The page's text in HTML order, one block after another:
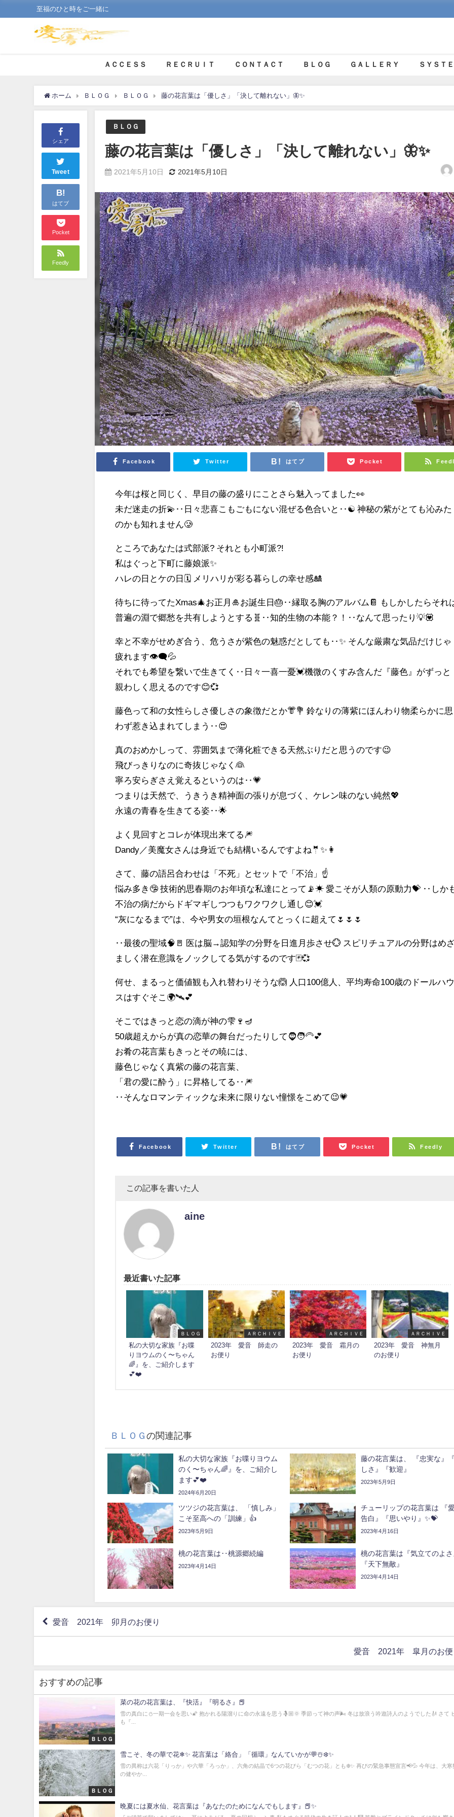
至福のひと時をご一緒に
ＡＣＣＥＳＳ ＲＥＣＲＵＩＴ ＣＯＮＴＡＣＴ ＢＬＯＧ ＧＡＬＬＥＲＹ ＳＹＳＴ
ホーム ＢＬＯＧ ＢＬＯＧ 藤の花言葉は「優しさ」「決して離れない」🦋✨
シェア
Tweet
B!
はてブ
Pocket
Feedly
ＢＬＯＧ
藤の花言葉は「優しさ」「決して離れない」🦋✨
2021年5月10日 2021年5月10日
Facebook Twitter はてブ Pocket
今年は桜と同じく、早目の藤の盛りにことさら魅入ってました👀
未だ迷走の折💫‥日々悲喜こもごもにない混ぜる色合いと‥☯ 神秘の紫がとても沁みた
のかも知れません🥲
ところであなたは式部派? それとも小町派?!
私はぐっと下町に藤娘派✨
ハレの日とケの日🗓 メリハリが彩る暮らしの幸せ感🎎
待ちに待ってたXmas🎄お正月🎍お誕生日🎂‥縁取る胸のアルバム📔 もしかしたらそれ
普遍の淵で郷愁を共有しようとする🧬‥知的生物の本能？！‥なんて思ったり💡💟
幸と不幸がせめぎ合う、危うさが紫色の魅惑だとしても‥✨ そんな厳粛な気品だけじゃ
疲れます👁‍🗨💦
それでも希望を繋いで生きてく‥日々一喜一憂💓機微のくすみ含んだ『藤色』がずっと
親わしく思えるのです😊💞
藤色って和の女性らしさ優しさの象徴だとか👘💐 鈴なりの薄紫にほんわり物柔らかに思
わず惹き込まれてしまう‥😍
真のおめかしって、雰囲気まで薄化粧できる天然ぶりだと思うのです😉
飛びっきりなのに奇抜じゃなく👰
寧ろ安らぎさえ覚えるというのは‥💗
つまりは天然で、うきうき精神面の張りが息づく、ケレン味のない純然💖
永遠の青春を生きてる姿‥🌟
よく見回すとコレが体現出来てる🎆
Dandy／美魔女さんは身近でも結構いるんですよね🤵✨👩
さて、藤の語呂合わせは「不死」とセットで「不治」☝️
悩み多き🤥 技術的思春期のお年頃な私達にとって📡☀ 愛こそが人類の原動力💝 ‥しか
不治の病だからドギマギしつつもワクワクし通し😊💓
“灰になるまで”は、今や男女の垣根なんてとっくに超えて🌷🌷🌷
‥最後の聖域🧠🚪 医は脳→認知学の分野を日進月歩させ💮 スピリチュアルの分野はめ
ましく潜在意識をノックしてる気がするのです🃏💞
何せ、まるっと価値観も入れ替わりそうな🙆 人口100億人、平均寿命100歳のドールハ
スはすぐそこ🌍🛰💕
そこではきっと恋の滴が神の雫🍷🪔
50歳超えからが真の恋華の舞台だったりして🧔🧑‍🦳💕
お肴の花言葉もきっとその暁には、
藤色じゃなく真紫の藤の花言葉、
「君の愛に酔う」に昇格してる‥🎆
‥そんなロマンティックな未来に限りない憧憬をこめて😉💗
Facebook Twitter はてブ Pocket Feedly
この記事を書いた人
aine
最近書いた記事
ＢＬＯＧ
私の大切な家族『お喋
りヨウムのく〜ちゃん
🌈』を、ご紹介します
💕❤️
ＡＲＣＨＩＶＥ
2023年 愛音 師走の
お便り
ＡＲＣＨＩＶＥ
2023年 愛音 霜月の
お便り
ＡＲＣＨＩＶＥ
2023年 愛音 神無月
のお便り
ＢＬＯＧの関連記事
私の大切な家族『お喋りヨウム
のく〜ちゃん🌈』を、ご紹介し
ます💕❤️
2024年6月20日
藤の花言葉は、 『忠実な』
しさ』『歓迎』
2023年5月9日
ツツジの花言葉は、 「慎しみ」
こそ至高への「訓練」👍
2023年5月9日
チューリップの花言葉は 『
告白』『思いやり』✨💝
2023年4月16日
桃の花言葉は‥桃源郷続編
2023年4月14日
桃の花言葉は『気立てのよ
『天下無敵』
2023年4月14日
愛音 2021年 卯月のお便り
愛音 2021年 皐月のお便
おすすめの記事
ＢＬＯＧ
菜の花の花言葉は、『快活』『明るさ』📕
雪の真白に⛄一期一会を思い🌠 抱かれる陽溜りに命の永遠を思う🤱🏼🌞 季節って神の声🌬️ 冬は放浪う吟遊詩人のようでした🎻 さて
も『...
ＢＬＯＧ
雪こそ、冬の華で花❄✨ 花言葉は「絡合」「循環」なんていかが💬☃️❄️✨
雪の異称は六花「りっか」や六華「ろっか」、六角の結晶で6つの花びら「むつの花」とも❄️✨ 再びの緊急事態宣言📢💦 今年は、大寒
の健やか...
晩夏には夏水仙、花言葉は『あなたのためになんでもします』📕✨